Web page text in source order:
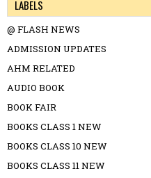
LABELS
@ FLASH NEWS
ADMISSION UPDATES
AHM RELATED
AUDIO BOOK
BOOK FAIR
BOOKS CLASS 1 NEW
BOOKS CLASS 10 NEW
BOOKS CLASS 11 NEW